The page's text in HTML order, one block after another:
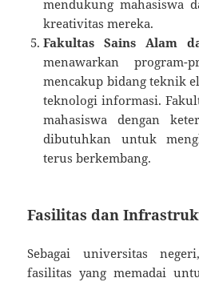
mendukung mahasiswa
kreativitas mereka.
Fakultas Sains Alam
menawarkan
mencakup bidang teknik
teknologi informasi.
mahasiswa dengan
dibutuhkan untuk
terus berkembang.
Fasilitas dan
Sebagai universitas
fasilitas yang memadai